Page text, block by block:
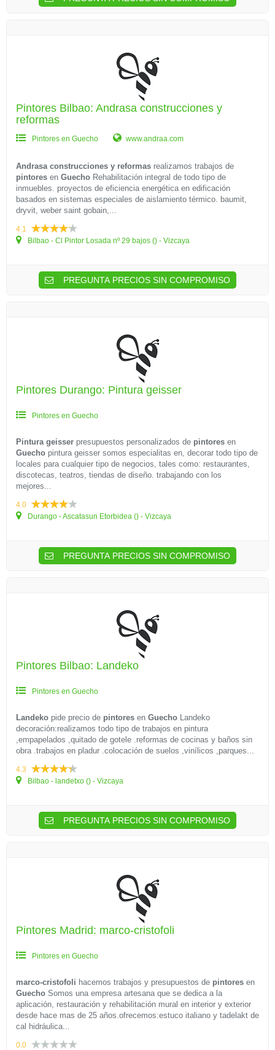
Pintores Bilbao: Andrasa construcciones y
reformas
Pintores en Guecho www.andraa.com
Andrasa construcciones y reformas realizamos trabajos de
pintores en Guecho Rehabilitación integral de todo tipo de
inmuebles. proyectos de eficiencia energética en edificación
basados en sistemas especiales de aislamiento térmico. baumit,
dryvit, weber saint gobain,...
4.1
Bilbao - Cl Pintor Losada nº 29 bajos () - Vizcaya
PREGUNTA PRECIOS SIN COMPROMISO
Pintores Durango: Pintura geisser
Pintores en Guecho
Pintura geisser presupuestos personalizados de pintores en
Guecho pintura geisser somos especialitas en, decorar todo tipo de
locales para cualquier tipo de negocios, tales como: restaurantes,
discotecas, teatros, tiendas de diseño. trabajando con los
mejores...
4.0
Durango - Ascatasun Etorbidea () - Vizcaya
PREGUNTA PRECIOS SIN COMPROMISO
Pintores Bilbao: Landeko
Pintores en Guecho
Landeko pide precio de pintores en Guecho Landeko
decoración:realizamos todo tipo de trabajos en pintura
,empapelados ,quitado de gotele .reformas de cocinas y baños sin
obra .trabajos en pladur .colocación de suelos ,vinílicos ,parques...
4.3
Bilbao - landetxo () - Vizcaya
PREGUNTA PRECIOS SIN COMPROMISO
Pintores Madrid: marco-cristofoli
Pintores en Guecho
marco-cristofoli hacemos trabajos y presupuestos de pintores en
Guecho Somos una empresa artesana que se dedica a la
aplicación, restauración y rehabilitación mural en interior y exterior
desde hace mas de 25 años.ofrecemos:estuco italiano y tadelakt de
cal hidráulica...
0.0